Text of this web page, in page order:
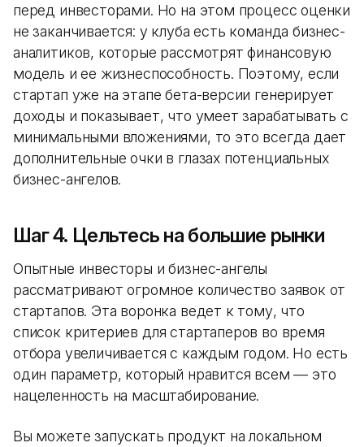
перед инвесторами. Но на этом процесс оценки
не заканчивается: у клуба есть команда бизнес-
аналитиков, которые рассмотрят финансовую
модель и ее жизнеспособность. Поэтому, если
стартап уже на этапе бета-версии генерирует
доходы и показывает, что умеет зарабатывать с
минимальными вложениями, то это всегда дает
дополнительные очки в глазах потенциальных
бизнес-ангелов.
Шаг 4. Цельтесь на большие рынки
Опытные инвесторы и бизнес-ангелы
рассматривают огромное количество заявок от
стартапов. Эта воронка ведет к тому, что
список критериев для стартаперов во время
отбора увеличивается с каждым годом. Но есть
один параметр, который нравится всем — это
нацеленность на масштабирование.
Вы можете запускать продукт на локальном